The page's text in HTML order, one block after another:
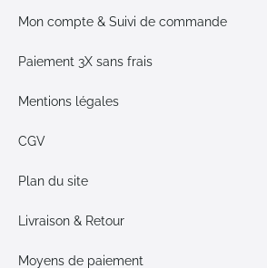
Mon compte & Suivi de commande
Paiement 3X sans frais
Mentions légales
CGV
Plan du site
Livraison & Retour
Moyens de paiement